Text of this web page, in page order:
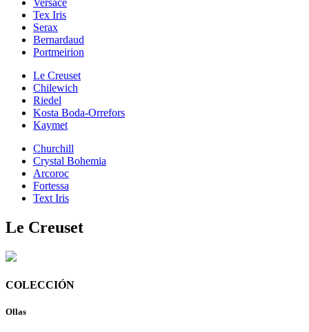
Tex Iris
Serax
Bernardaud
Portmeirion
Le Creuset
Chilewich
Riedel
Kosta Boda-Orrefors
Kaymet
Churchill
Crystal Bohemia
Arcoroc
Fortessa
Text Iris
Le Creuset
COLECCIÓN
Ollas